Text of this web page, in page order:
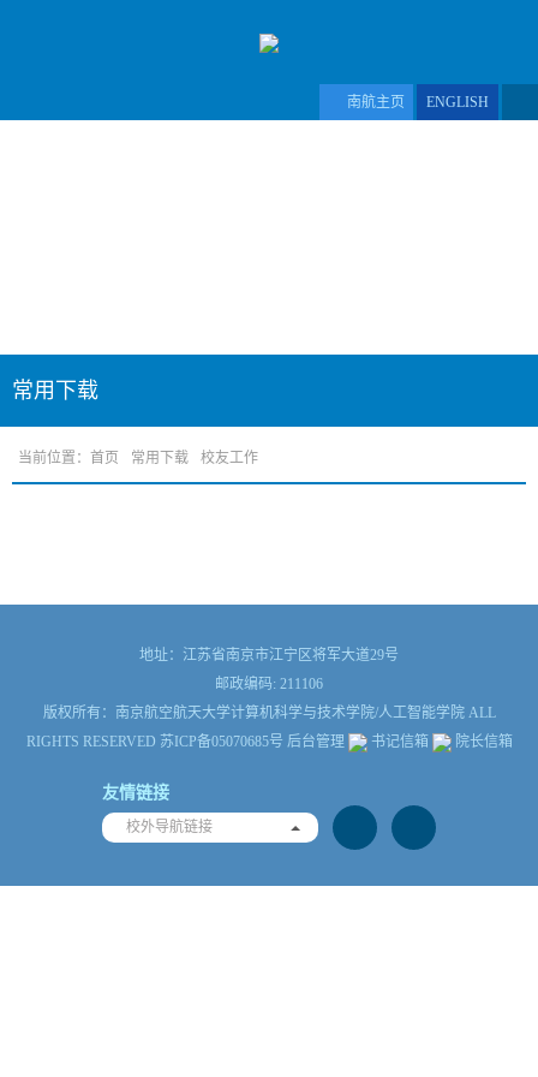
南航主页 ENGLISH
常用下载
当前位置： 首页 常用下载 校友工作
地址：江苏省南京市江宁区将军大道29号
邮政编码: 211106
版权所有：南京航空航天大学计算机科学与技术学院/人工智能学院 ALL
RIGHTS RESERVED 苏ICP备05070685号 后台管理 书记信箱 院长信箱
友情链接
校外导航链接